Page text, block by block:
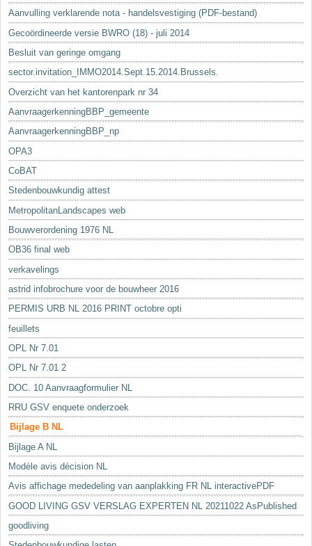
Aanvulling verklarende nota - handelsvestiging (PDF-bestand)
Gecoördineerde versie BWRO (18) - juli 2014
Besluit van geringe omgang
sector.invitation_IMMO2014.Sept.15.2014.Brussels.
Overzicht van het kantorenpark nr 34
AanvraagerkenningBBP_gemeente
AanvraagerkenningBBP_np
OPA3
CoBAT
Stedenbouwkundig attest
MetropolitanLandscapes web
Bouwverordening 1976 NL
OB36 final web
verkavelings
astrid infobrochure voor de bouwheer 2016
PERMIS URB NL 2016 PRINT octobre opti
feuillets
OPL Nr 7.01
OPL Nr 7.01 2
DOC. 10 Aanvraagformulier NL
RRU GSV enquete onderzoek
Bijlage B NL
Bijlage A NL
Modèle avis décision NL
Avis affichage mededeling van aanplakking FR NL interactivePDF
GOOD LIVING GSV VERSLAG EXPERTEN NL 20211022 AsPublished
goodliving